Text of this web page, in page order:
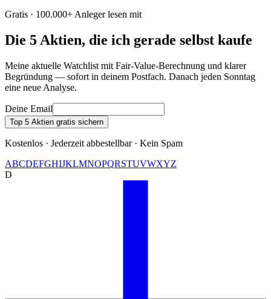
Gratis · 100.000+ Anleger lesen mit
Die 5 Aktien, die ich gerade selbst kaufe
Meine aktuelle Watchlist mit Fair-Value-Berechnung und klarer
Begründung — sofort in deinem Postfach. Danach jeden Sonntag
eine neue Analyse.
Deine Email
Top 5 Aktien gratis sichern
Kostenlos · Jederzeit abbestellbar · Kein Spam
ABCDEFGHIJKLMNOPQRSTUVWXYZ
D